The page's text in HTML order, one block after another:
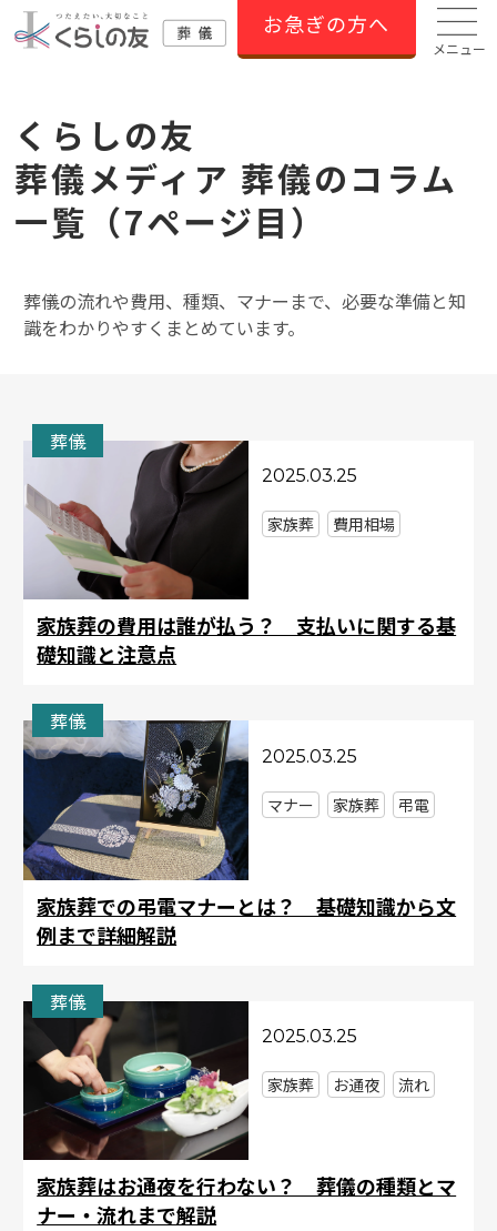
お急ぎの方へ
メニュー
くらしの友
葬儀メディア 葬儀のコラム
⼀覧（7ページ目）
葬儀の流れや費用、種類、マナーまで、必要な準備と知
識をわかりやすくまとめています。
葬儀
2025.03.25
家族葬の費用は誰が払う？ 支払いに関する基
礎知識と注意点
家族葬 費用相場
葬儀
2025.03.25
家族葬での弔電マナーとは？ 基礎知識から文
例まで詳細解説
マナー 家族葬 弔電
葬儀
2025.03.25
家族葬はお通夜を行わない？ 葬儀の種類とマ
ナー・流れまで解説
家族葬 お通夜 流れ